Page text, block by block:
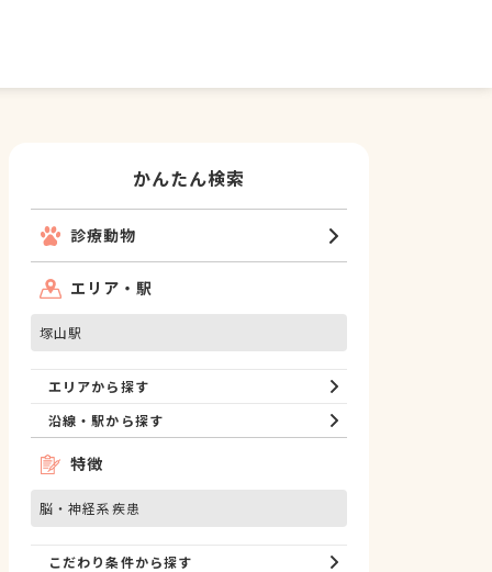
かんたん検索
診療動物
エリア・駅
塚山駅
エリアから探す
沿線・駅から探す
特徴
脳・神経系疾患
こだわり条件から探す